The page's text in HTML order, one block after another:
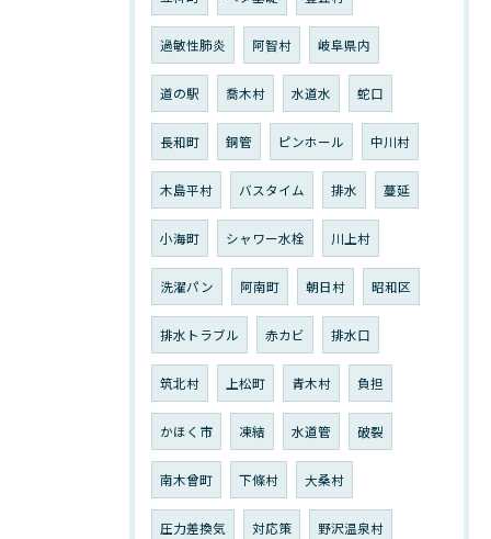
過敏性肺炎 阿智村 岐阜県内
道の駅 喬木村 水道水 蛇口
長和町 銅管 ピンホール 中川村
木島平村 バスタイム 排水 蔓延
小海町 シャワー水栓 川上村
洗濯パン 阿南町 朝日村 昭和区
排水トラブル 赤カビ 排水口
筑北村 上松町 青木村 負担
かほく市 凍結 水道管 破裂
南木曾町 下條村 大桑村
圧力差換気 対応策 野沢温泉村